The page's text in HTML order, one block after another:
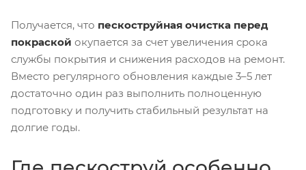
Получается, что пескоструйная очистка перед
покраской окупается за счет увеличения срока
службы покрытия и снижения расходов на ремонт.
Вместо регулярного обновления каждые 3–5 лет
достаточно один раз выполнить полноценную
подготовку и получить стабильный результат на
долгие годы.